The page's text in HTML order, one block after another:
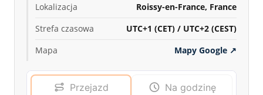
Lokalizacja
Roissy-en-France, France
Strefa czasowa
UTC+1 (CET) / UTC+2 (CEST)
Mapa
Mapy Google ↗